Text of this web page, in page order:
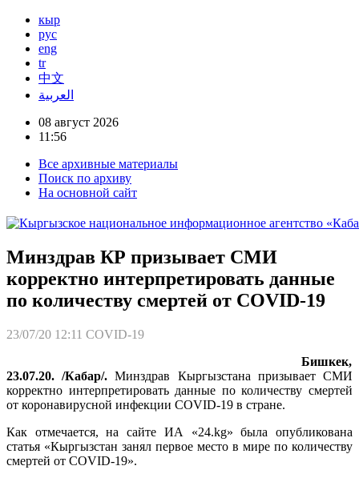
кыр
рус
eng
tr
中文
العربية
08 август 2026
11:56
Все архивные материалы
Поиск по архиву
На основной сайт
Минздрав КР призывает СМИ
корректно интерпретировать данные
по количеству смертей от COVID-19
23/07/20 12:11 COVID-19
Бишкек,
23.07.20. /Кабар/. Минздрав Кыргызстана призывает СМИ
корректно интерпретировать данные по количеству смертей
от коронавирусной инфекции COVID-19 в стране.
Как отмечается, на сайте ИА «24.kg» была опубликована
статья «Кыргызстан занял первое место в мире по количеству
смертей от COVID-19».